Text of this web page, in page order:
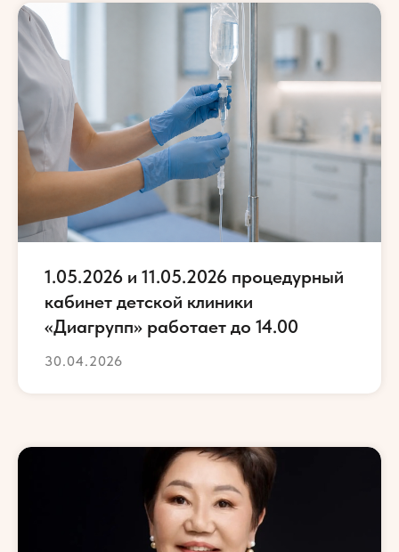
1.05.2026 и 11.05.2026 процедурный
кабинет детской клиники
«Диагрупп» работает до 14.00
30.04.2026